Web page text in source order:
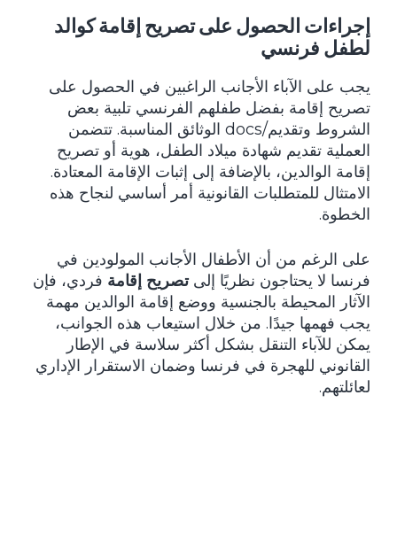
إجراءات الحصول على تصريح إقامة كوالد
لطفل فرنسي
يجب على الآباء الأجانب الراغبين في الحصول على
تصريح إقامة بفضل طفلهم الفرنسي تلبية بعض
الشروط وتقديم/docs الوثائق المناسبة. تتضمن
العملية تقديم شهادة ميلاد الطفل، هوية أو تصريح
إقامة الوالدين، بالإضافة إلى إثبات الإقامة المعتادة.
الامتثال للمتطلبات القانونية أمر أساسي لنجاح هذه
الخطوة.
على الرغم من أن الأطفال الأجانب المولودين في
فرنسا لا يحتاجون نظريًا إلىتصريح إقامة فردي، فإن
الآثار المحيطة بالجنسية ووضع إقامة الوالدين مهمة
يجب فهمها جيدًا. من خلال استيعاب هذه الجوانب،
يمكن للآباء التنقل بشكل أكثر سلاسة في الإطار
القانوني للهجرة في فرنسا وضمان الاستقرار الإداري
لعائلتهم.